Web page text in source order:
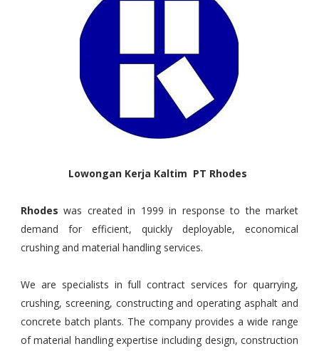
Lowongan Kerja Kaltim PT Rhodes
Rhodes was created in 1999 in response to the market
demand for efficient, quickly deployable, economical
crushing and material handling services.
We are specialists in full contract services for quarrying,
crushing, screening, constructing and operating asphalt and
concrete batch plants. The company provides a wide range
of material handling expertise including design, construction